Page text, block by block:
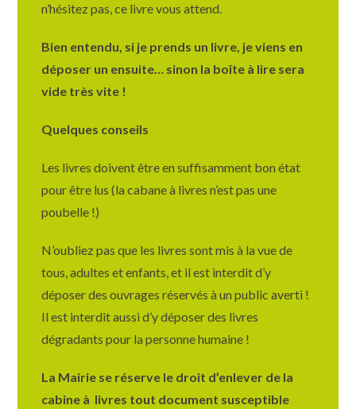
n’hésitez pas, ce livre vous attend.
Bien entendu, si je prends un livre, je viens en
déposer un ensuite… sinon la boîte à lire sera
vide très vite !
Quelques conseils
Les livres doivent être en suffisamment bon état
pour être lus (la cabane à livres n’est pas une
poubelle !)
N’oubliez pas que les livres sont mis à la vue de
tous, adultes et enfants, et il est interdit d’y
déposer des ouvrages réservés à un public averti !
Il est interdit aussi d’y déposer des livres
dégradants pour la personne humaine !
La Mairie se réserve le droit d’enlever de la
cabine à livres tout document susceptible